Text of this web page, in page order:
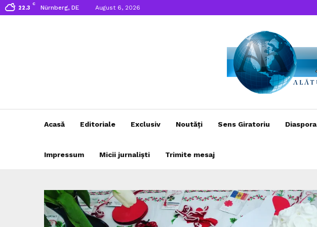
22.3
C
Nürnberg, DE August 6, 2026
Acasă Editoriale Exclusiv Noutăți Sens Giratoriu Diaspora
Impressum Micii jurnaliști Trimite mesaj